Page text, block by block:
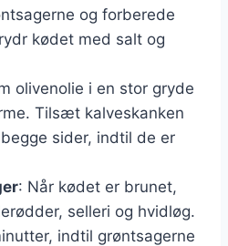
og forberede
kødet med salt og
olivenolie i en stor gryde
Tilsæt kalveskanken
sider, indtil de er
: Når kødet er brunet,
selleri og hvidløg.
indtil grøntsagerne